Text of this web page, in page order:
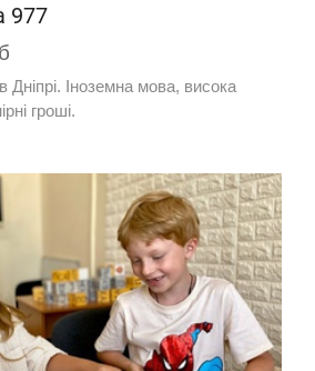
977
Іноземна мова, висока
гроші.